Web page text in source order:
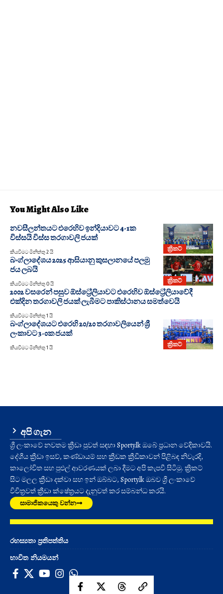
You Might Also Like
ක්‍රිකට්
නවසීලන්තයට එරෙහිව ඉන්දියාවට 4-1ක
විස්සයි විස්ස තරගාවලි ජයක්
කියවීමට මිනිත්තු 2 යි
ක්‍රිකට්
බංග්ලාදේශය 2025 ආසියානු කුසලානයේ පලමු
ජය ලබයි
කියවීමට මිනිත්තු 0 යි
2002 වසරෙන් පසුව ඕස්ට්‍රේලියාවට එරෙහිව ඕස්ට්‍රේලියාවේදී
එක්දින තරගාවලි ජයක් ලැබීමට පාකිස්ථානය සමත්වෙයි
කියවීමට මිනිත්තු 1 යි
ක්‍රිකට්
බංග්ලාදේශයට එරෙහි 20/20 තරගාවලියෙන් ශ්‍රී
ලංකාවට 3-0ක ජයක්
කියවීමට මිනිත්තු 1 යි
අපි ගැන
ශ්‍රී ලංකාවේ නවතම ක්‍රීඩා පුවත් සඳහා Sporty.lk ඔබේ ප්‍රධාන වේදිකාවයි.
දේශීය ක්‍රීඩා ඉසව්, කණ්ඩායම් සහ ක්‍රීඩක ක්‍රීඩිකාවන් පිළිබඳ නිවැරදි,
කාලෝචිත සහ පුළුල් ආවරණයක් ලබා දීමට අපි කැපවී සිටිමු. ක්‍රිකට්
සිට මලල ක්‍රීඩා දක්වා සහ ඉන් ඔබ්බට, Sporty.lk ඔබව ශ්‍රී ලංකාවේ
විචිත්‍රවත් ක්‍රීඩා ක්ෂේත්‍රයට දැනුවත් කර සම්බන්ධ කරයි.
සාමාජිකයෙකු වන්න
රහස්‍යතා ප්‍රතිපත්තිය
භාවිත නියමයන්